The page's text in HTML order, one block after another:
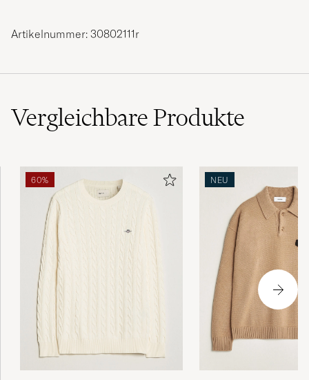
Artikelnummer: 30802111r
VergleichbareProdukte
60% NEU